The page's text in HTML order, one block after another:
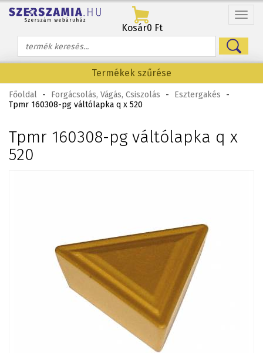
Menü
Kosár0 Ft
Termékek szűrése
Főoldal - Forgácsolás, Vágás, Csiszolás - Esztergakés
-
Tpmr 160308-pg váltólapka q x 520
Tpmr 160308-pg váltólapka q x
520